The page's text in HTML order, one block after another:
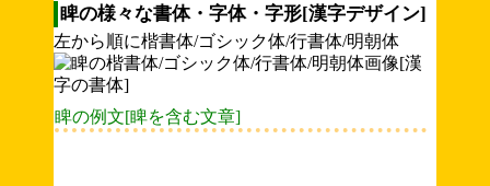
睥の様々な書体・字体・字形[漢字デザイン]
左から順に楷書体/ゴシック体/行書体/明朝体
睥の例文[睥を含む文章]